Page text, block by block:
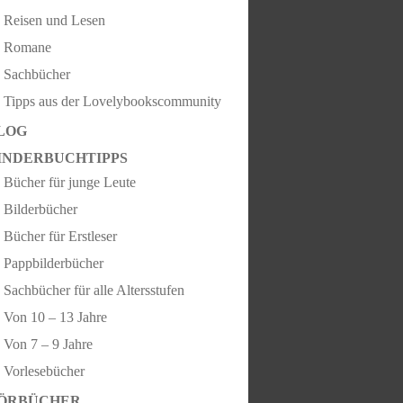
Reisen und Lesen
Romane
Sachbücher
Tipps aus der Lovelybookscommunity
Bücher für junge Leute
Bilderbücher
Bücher für Erstleser
Pappbilderbücher
Sachbücher für alle Altersstufen
Von 10 – 13 Jahre
Von 7 – 9 Jahre
Vorlesebücher